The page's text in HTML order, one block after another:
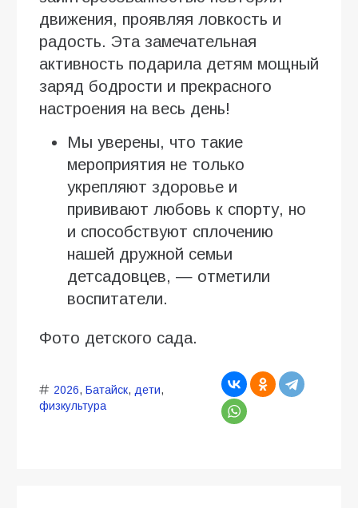
движения, проявляя ловкость и
радость. Эта замечательная
активность подарила детям мощный
заряд бодрости и прекрасного
настроения на весь день!
Мы уверены, что такие
мероприятия не только
укрепляют здоровье и
прививают любовь к спорту, но
и способствуют сплочению
нашей дружной семьи
детсадовцев, — отметили
воспитатели.
Фото детского сада.
2026, Батайск, дети,
физкультура